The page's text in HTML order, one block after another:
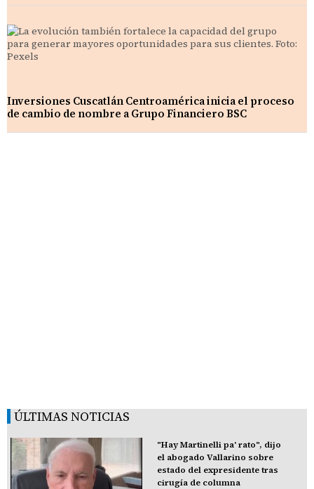
Inversiones Cuscatlán Centroamérica inicia el proceso
de cambio de nombre a Grupo Financiero BSC
ÚLTIMAS NOTICIAS
"Hay Martinelli pa' rato", dijo
el abogado Vallarino sobre
estado del expresidente tras
cirugía de columna